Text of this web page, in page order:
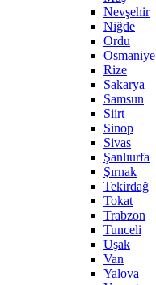
Nevşehir
Niğde
Ordu
Osmaniye
Rize
Sakarya
Samsun
Siirt
Sinop
Sivas
Şanlıurfa
Şırnak
Tekirdağ
Tokat
Trabzon
Tunceli
Uşak
Van
Yalova